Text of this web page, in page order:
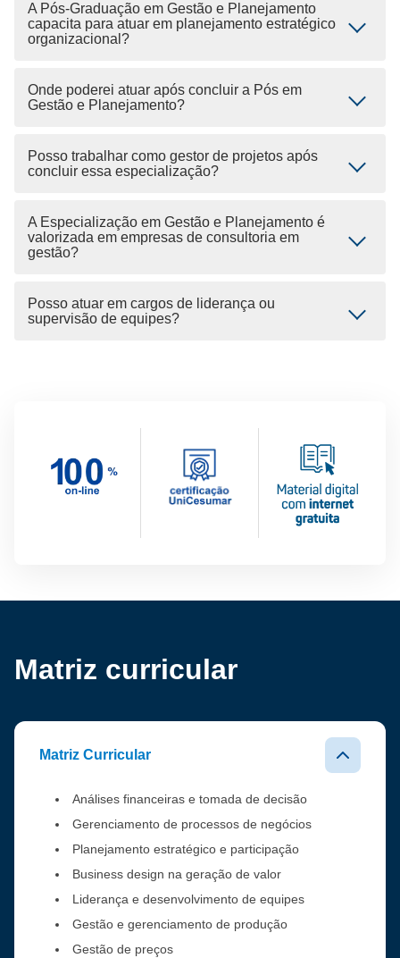
A Pós-Graduação em Gestão e Planejamento
capacita para atuar em planejamento estratégico
organizacional?
Onde poderei atuar após concluir a Pós em
Gestão e Planejamento?
Posso trabalhar como gestor de projetos após
concluir essa especialização?
A Especialização em Gestão e Planejamento é
valorizada em empresas de consultoria em
gestão?
Posso atuar em cargos de liderança ou
supervisão de equipes?
Matriz curricular
Matriz Curricular
Análises financeiras e tomada de decisão
Gerenciamento de processos de negócios
Planejamento estratégico e participação
Business design na geração de valor
Liderança e desenvolvimento de equipes
Gestão e gerenciamento de produção
Gestão de preços